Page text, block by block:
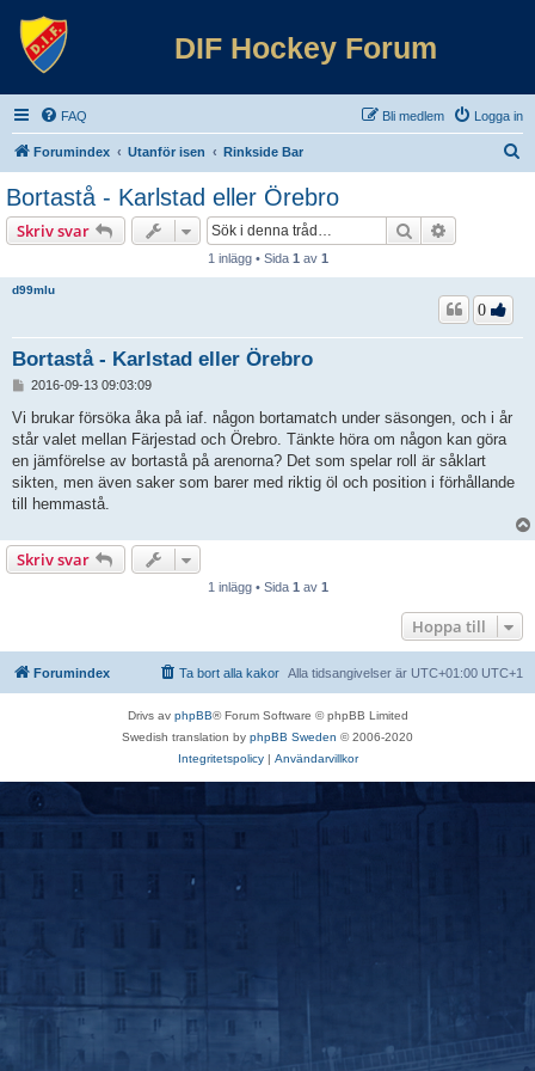
DIF Hockey Forum
FAQ Logga in
Bli medlem
Forumindex Utanför isen Rinkside Bar
Bortastå - Karlstad eller Örebro
Skriv svar Sök
1 inlägg • Sida 1 av 1
d99mlu
Bortastå - Karlstad eller Örebro
0
ä
g
g
2016-09-13 09:03:09
Vi brukar försöka åka på iaf. någon bortamatch under säsongen, och i år
står valet mellan Färjestad och Örebro. Tänkte höra om någon kan göra
en jämförelse av bortastå på arenorna? Det som spelar roll är såklart
sikten, men även saker som barer med riktig öl och position i förhållande
till hemmastå.
Skriv svar
1 inlägg • Sida 1 av 1
Hoppa till
Forumindex Alla tidsangivelser är UTC+01:00 UTC+1
Ta bort alla kakor
Drivs av phpBB® Forum Software © phpBB Limited
Swedish translation by phpBB Sweden © 2006-2020
Integritetspolicy| Användarvillkor